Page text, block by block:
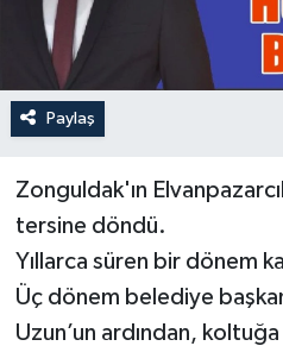
Paylaş
Zonguldak'ın
tersine döndü.
Yıllarca süren bir dönem
Üç dönem belediye
Uzun’un ardından,
Mesaj
Dergim